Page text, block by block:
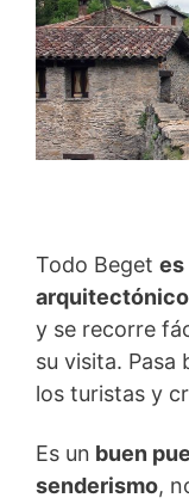
Todo Beget es
arquitectónico
y se recorre
su visita.
los turistas y
Es un buen
senderismo,